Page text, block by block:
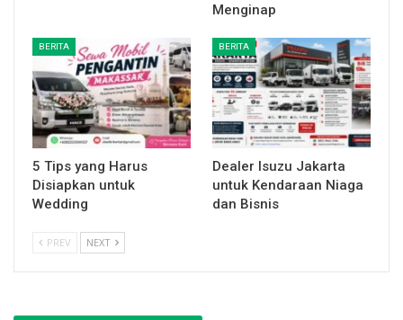
Menginap
BERITA
5 Tips yang Harus
Disiapkan untuk
Wedding
BERITA
Dealer Isuzu Jakarta
untuk Kendaraan Niaga
dan Bisnis
PREV NEXT